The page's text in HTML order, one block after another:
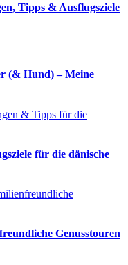
Tipps & Ausflugsziele
(& Hund) – Meine
für die dänische
Genusstouren